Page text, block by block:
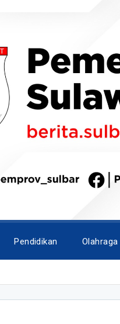
Pendidikan Olahraga